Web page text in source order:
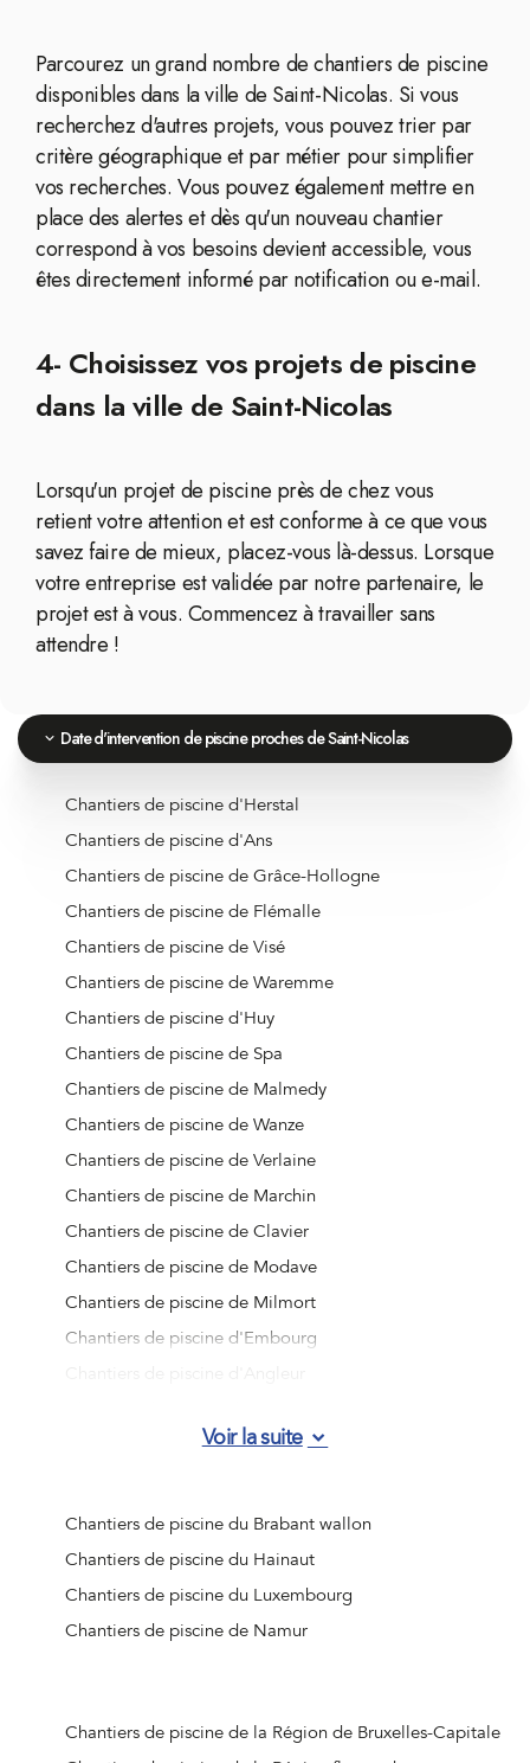
Parcourez un grand nombre de chantiers de piscine
disponibles dans la ville de Saint-Nicolas. Si vous
recherchez d'autres projets, vous pouvez trier par
critère géographique et par métier pour simplifier
vos recherches. Vous pouvez également mettre en
place des alertes et dès qu'un nouveau chantier
correspond à vos besoins devient accessible, vous
êtes directement informé par notification ou e-mail.
4- Choisissez vos projets de piscine
dans la ville de Saint-Nicolas
Lorsqu'un projet de piscine près de chez vous
retient votre attention et est conforme à ce que vous
savez faire de mieux, placez-vous là-dessus. Lorsque
votre entreprise est validée par notre partenaire, le
projet est à vous. Commencez à travailler sans
attendre !
Date d'intervention de piscine proches de Saint-Nicolas
Chantiers de piscine d'Herstal
Chantiers de piscine d'Ans
Chantiers de piscine de Grâce-Hollogne
Chantiers de piscine de Flémalle
Chantiers de piscine de Visé
Chantiers de piscine de Waremme
Chantiers de piscine d'Huy
Chantiers de piscine de Spa
Chantiers de piscine de Malmedy
Chantiers de piscine de Wanze
Chantiers de piscine de Verlaine
Chantiers de piscine de Marchin
Chantiers de piscine de Clavier
Chantiers de piscine de Modave
Chantiers de piscine de Milmort
Chantiers de piscine d'Embourg
Chantiers de piscine d'Ougrée
Chantiers de piscine de Nandrin
Chantiers de piscine de Liège (Jupille-sur-Meuse)
Chantiers de piscine de Beaufays
Chantiers de piscine d'Ouffet
Chantiers de piscine de Crisnée
Voir la suite
Chantiers de piscine du Brabant wallon
Chantiers de piscine du Hainaut
Chantiers de piscine du Luxembourg
Chantiers de piscine de Namur
Chantiers de piscine de la Région de Bruxelles-Capitale